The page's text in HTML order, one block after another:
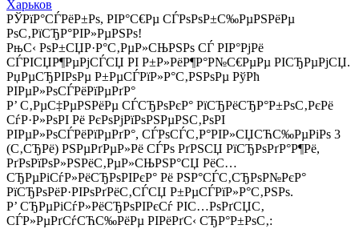
Харьков
РЎРїР°СЃРёР±Рѕ, РІР°С€Рµ СЃРѕРѕР±С‰РµРЅРёРµ
РѕС‚РїСЂР°РІР»РµРЅРѕ!
РњС‹ РѕР±СЏР·Р°С‚РµР»СЊРЅРѕ СЃ РІР°РјРё
СЃРІСЏР¶РµРјСЃСЏ РІ Р±Р»РёР¶Р°Р№С€РµРµ РІСЂРµРјСЏ.
РџРµСЂРІРѕРµ Р±РµСЃРїР»Р°С‚РЅРѕРµ РўРћ
РІРµР»РѕСЃРёРїРµРґР°
Р’ С‚РµС‡РµРЅРёРµ СЃСЂРѕРєР° РїСЂРёСЂР°Р±РѕС‚РєРё
СѓР·Р»РѕРІ Рё РєРѕРјРїРѕРЅРµРЅС‚РѕРІ
РІРµР»РѕСЃРёРїРµРґР°, СЃРѕСЃС‚Р°РІР»СЏСЋС‰РµРіРѕ 3
(С‚СЂРё) РЅРµРґРµР»Рё СЃРѕ РґРЅСЏ РїСЂРѕРґР°Р¶Рё,
РґРѕРїРѕР»РЅРёС‚РµР»СЊРЅР°СЏ РёС…
СЂРµРіСѓР»РёСЂРѕРІРєР° Рё РЅР°СЃС‚СЂРѕР№РєР°
РїСЂРѕРёР·РІРѕРґРёС‚СЃСЏ Р±РµСЃРїР»Р°С‚РЅРѕ.
Р’ СЂРµРіСѓР»РёСЂРѕРІРєСѓ РІС…РѕРґСЏС‚
СЃР»РµРґСѓСЋС‰РёРµ РІРёРґС‹ СЂР°Р±РѕС‚: